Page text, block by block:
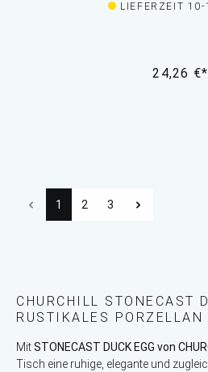
LIEFERZEIT 10-
24,26 €*
1 2 3
CHURCHILL STONECAST
RUSTIKALES
MitSTONECAST DUCK EGG von
Tisch eine ruhige, elegante und